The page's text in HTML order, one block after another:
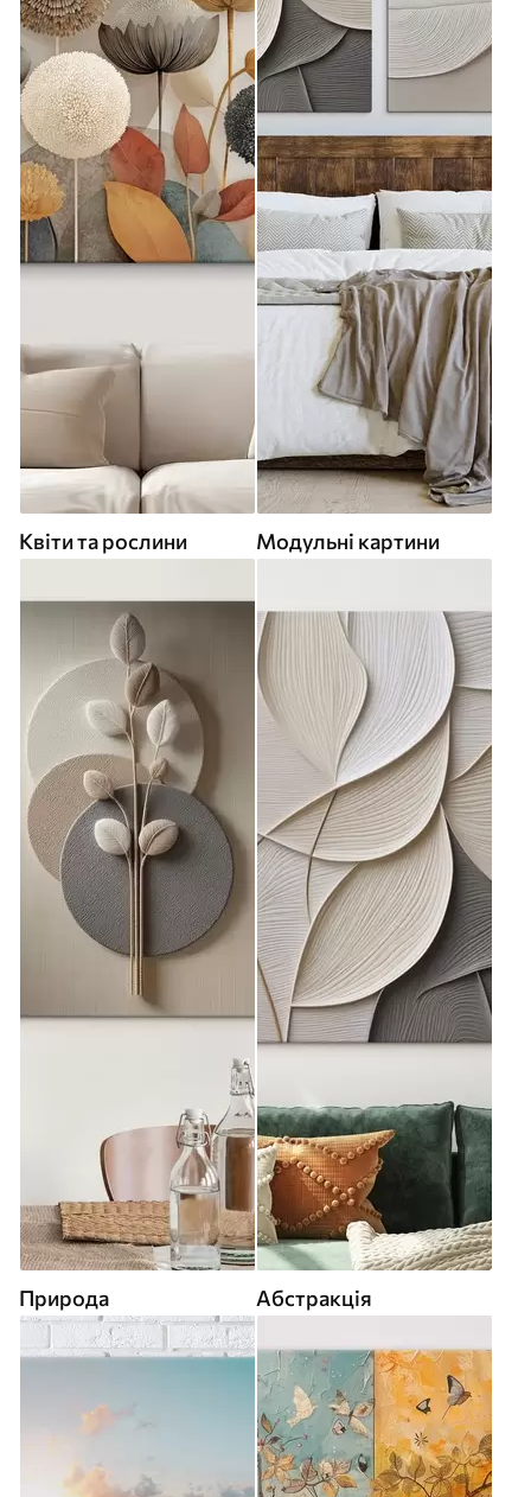
Квіти та рослини Модульні картини
Природа Абстракція